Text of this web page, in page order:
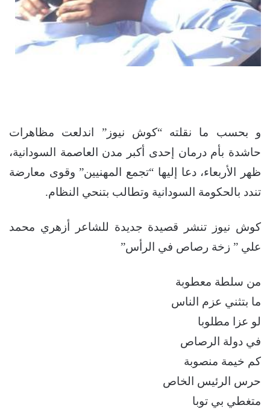
و بحسب ما نقلته “كوش نيوز” اندلعت مظاهرات
حاشدة بأم درمان إحدى أكبر مدن العاصمة السودانية،
ظهر الأربعاء، دعا إليها “تجمع المهنيين” وقوى معارضة
تندد بالحكومة السودانية وتطالب بتنحي النظام.
كوش نيوز تنشر قصيدة جديدة للشاعر أزهري محمد
علي ” زخة رصاص في الرأس”
من سلطة معطوبة
ما بتثني عزم الناس
لو عزا مطلوبا
في دولة الرصاص
كم خيمة منصوبة
حرس الرئيس الخاص
متغطي بي توبا